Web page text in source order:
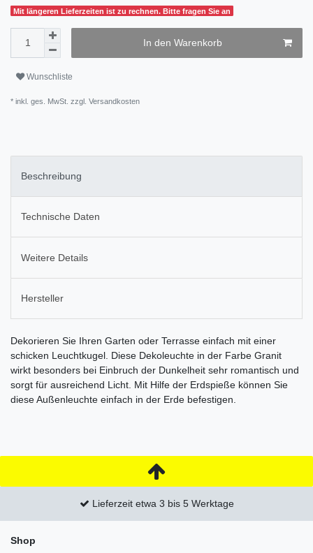
Mit längeren Lieferzeiten ist zu rechnen. Bitte fragen Sie an
In den Warenkorb
Wunschliste
* inkl. ges. MwSt. zzgl. Versandkosten
Beschreibung
Technische Daten
Weitere Details
Hersteller
Dekorieren Sie Ihren Garten oder Terrasse einfach mit einer
schicken Leuchtkugel. Diese Dekoleuchte in der Farbe Granit
wirkt besonders bei Einbruch der Dunkelheit sehr romantisch und
sorgt für ausreichend Licht. Mit Hilfe der Erdspieße können Sie
diese Außenleuchte einfach in der Erde befestigen.
Lieferzeit etwa 3 bis 5 Werktage
Shop